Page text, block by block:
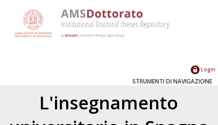
Login
STRUMENTI DI NAVIGAZIONE
L'insegnamento